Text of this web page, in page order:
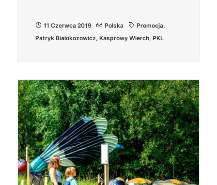
11 Czerwca 2019 Polska Promocja,
Patryk Białokozowicz, Kasprowy Wierch, PKL